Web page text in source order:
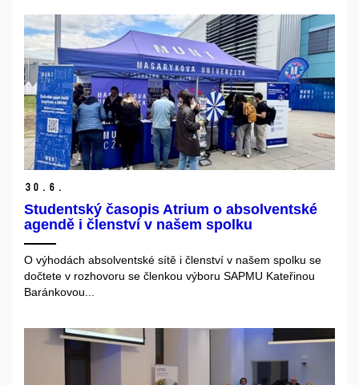
30. 6.
Studentský časopis Atrium o absolventské
agendě i členství v našem spolku
O výhodách absolventské sítě i členství v našem spolku se
dočtete v rozhovoru se členkou výboru SAPMU Kateřinou
Baránkovou...